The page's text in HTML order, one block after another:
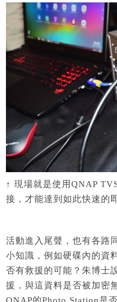
↑ 現場就是使用QNAP
接，才能達到如此快速的
活動進入尾聲，也有各路
小知識，例如硬碟內的資
否有救援的可能？朱博士
援，與這資料是否被加密